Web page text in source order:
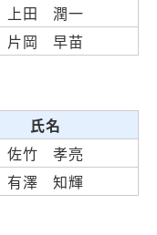
上田 潤一
片岡 早苗
氏名
佐竹 孝亮
有澤 知輝